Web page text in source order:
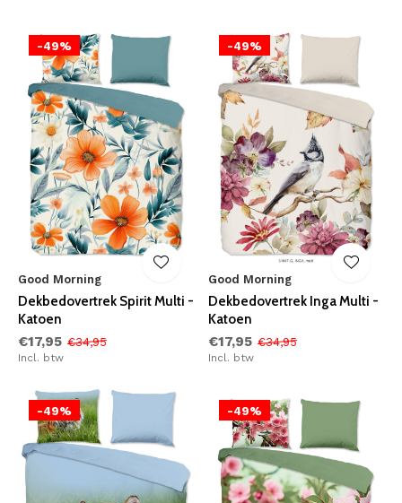
-49%
Good Morning
Dekbedovertrek Spirit Multi -
Katoen
€17,95 €34,95
Incl. btw
-49%
Good Morning
Dekbedovertrek Inga Multi -
Katoen
€17,95 €34,95
Incl. btw
-49% -49%